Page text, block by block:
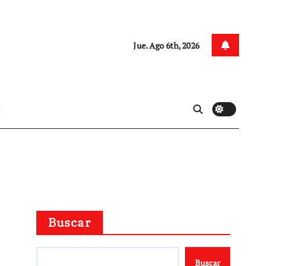
Jue. Ago 6th, 2026
Buscar
Buscar